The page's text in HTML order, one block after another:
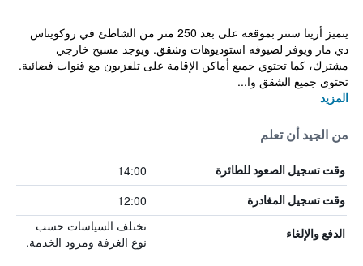
يتميز أرينا سنتر بموقعه على بعد 250 متر من الشاطئ في روكويتاس
دي مار ويوفر لضيوفه استوديوهات وشقق. ويوجد مسبح خارجي
مشترك، كما تحتوي جميع أماكن الإقامة على تلفزيون مع قنوات فضائية.
تحتوي جميع الشقق وا...
المزيد
من الجيد أن تعلم
وقت تسجيل الصعود للطائرة 14:00
وقت تسجيل المغادرة 12:00
الدفع والإلغاء
تختلف السياسات حسب
نوع الغرفة ومزود الخدمة.